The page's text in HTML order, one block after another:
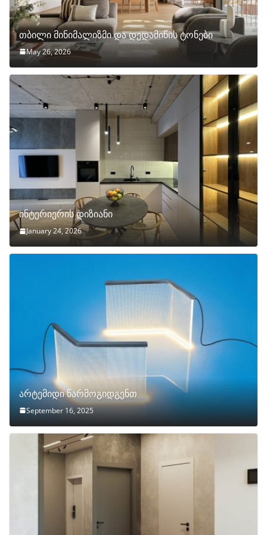
თბილი მინიმალიზმი და დედამიწის ტონები
May 26, 2026
ინტერიერის დიზიანი
January 24, 2026
არტემიდი წარმოგიდგენთ
September 16, 2025